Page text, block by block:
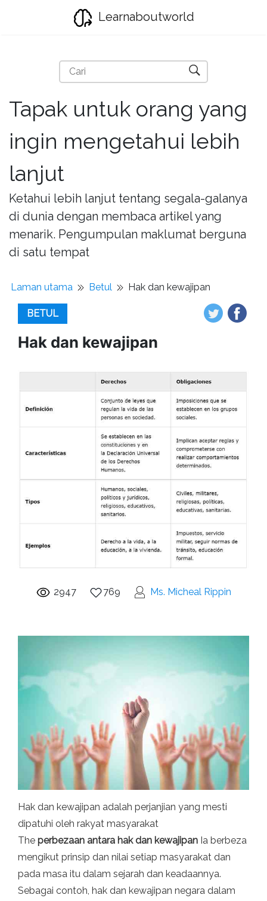
Learnaboutworld
Tapak untuk orang yang
ingin mengetahui lebih
lanjut
Ketahui lebih lanjut tentang segala-galanya
di dunia dengan membaca artikel yang
menarik. Pengumpulan maklumat berguna
di satu tempat
Laman utama Betul Hak dan kewajipan
BETUL
Hak dan kewajipan
2947 769 Ms. Micheal Rippin
Hak dan kewajipan adalah perjanjian yang mesti
dipatuhi oleh rakyat masyarakat
The perbezaan antara hak dan kewajipan Ia berbeza
mengikut prinsip dan nilai setiap masyarakat dan
pada masa itu dalam sejarah dan keadaannya.
Sebagai contoh, hak dan kewajipan negara dalam